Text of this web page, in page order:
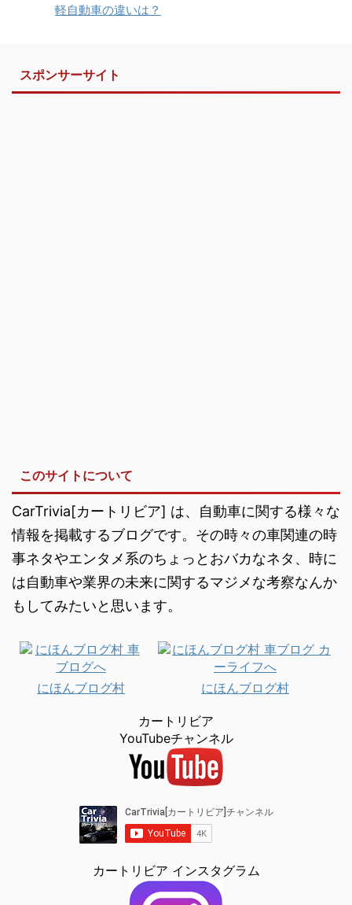
軽自動車の違いは？
スポンサーサイト
このサイトについて
CarTrivia[カートリビア] は、自動車に関する様々な
情報を掲載するブログです。その時々の車関連の時
事ネタやエンタメ系のちょっとおバカなネタ、時に
は自動車や業界の未来に関するマジメな考察なんか
もしてみたいと思います。
にほんブログ村 にほんブログ村
カートリビア
YouTubeチャンネル
カートリビア インスタグラム